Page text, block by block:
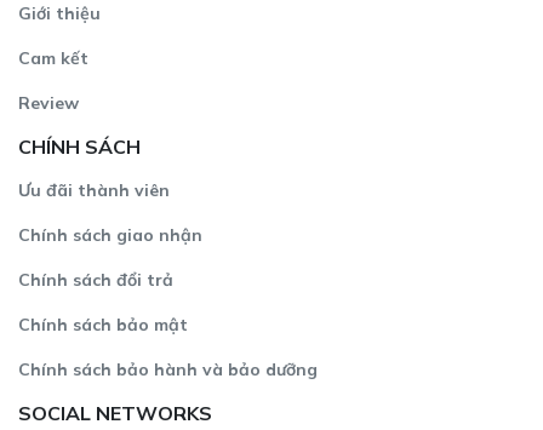
Giới thiệu
Cam kết
Review
CHÍNH SÁCH
Ưu đãi thành viên
Chính sách giao nhận
Chính sách đổi trả
Chính sách bảo mật
Chính sách bảo hành và bảo dưỡng
SOCIAL NETWORKS